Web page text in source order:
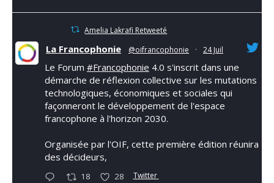
Amelia Lakrafi Retweeté
La Francophonie @oifrancophonie · 24 Juil
Le Forum #Francophonie 4.0 s'inscrit dans une
démarche de réflexion collective sur les mutations
technologiques, économiques et sociales qui
façonneront le développement de l'espace
francophone à l'horizon 2030.
Organisée par l'OIF, cette première édition réunira
des décideurs,
18 28 Twitter